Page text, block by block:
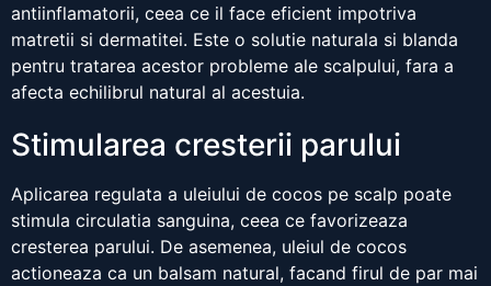
antiinflamatorii, ceea ce il face eficient impotriva
matretii si dermatitei. Este o solutie naturala si blanda
pentru tratarea acestor probleme ale scalpului, fara a
afecta echilibrul natural al acestuia.
Stimularea cresterii parului
Aplicarea regulata a uleiului de cocos pe scalp poate
stimula circulatia sanguina, ceea ce favorizeaza
cresterea parului. De asemenea, uleiul de cocos
actioneaza ca un balsam natural, facand firul de par mai